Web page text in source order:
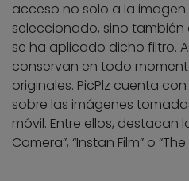
acceso no solo a la
seleccionado, sino
se ha aplicado dicho filtro.
conservan en todo
originales. PicPlz cuenta
sobre las imágenes
móvil. Entre ellos, destacan
Camera”, “Instan Film” o “The